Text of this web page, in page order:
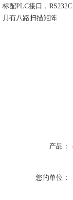
标配PLC接口，
具有八路扫描矩阵
产品：
您的单位：